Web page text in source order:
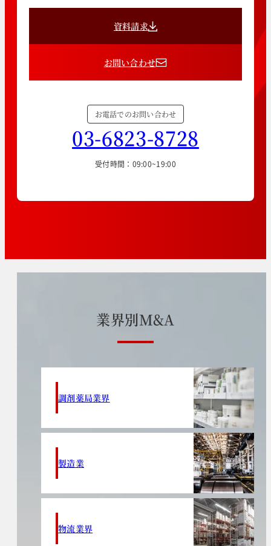
資料請求
お問い合わせ
お電話でのお問い合わせ
03-6823-8728
受付時間：09:00~19:00
業界別M&A
調剤薬局業界
製造業
物流業界